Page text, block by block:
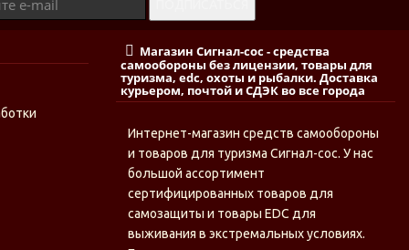
Магазин Сигнал-сос - средства
самообороны без лицензии, товары для
туризма, edc, охоты и рыбалки. Доставка
курьером, почтой и СДЭК во все города
Интернет-магазин средств самообороны
и товаров для туризма Сигнал-сос. У нас
большой ассортимент
сертифицированных товаров для
самозащиты и товары EDC для
выживания в экстремальных условиях.